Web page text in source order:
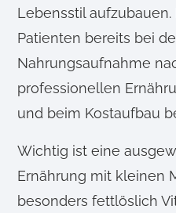
Lebensstil
Patienten bereits bei
Nahrungsaufnahme
professionellen
und beim Kostaufbau
Wichtig ist eine
Ernährung mit kleinen
besonders fettlöslich